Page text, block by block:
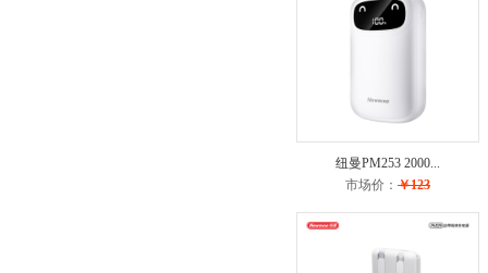
纽曼PM253 2000...
市场价： ￥123